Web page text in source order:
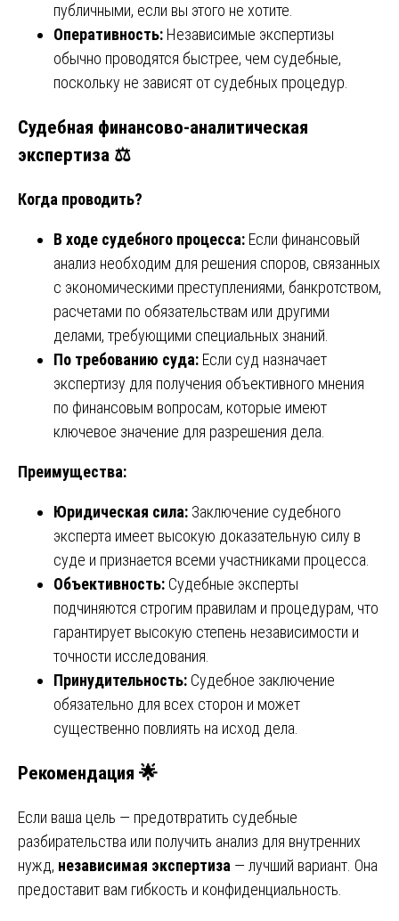
публичными, если вы этого не хотите.
Оперативность: Независимые экспертизы
обычно проводятся быстрее, чем судебные,
поскольку не зависят от судебных процедур.
Судебная финансово-аналитическая
экспертиза ⚖️
Когда проводить?
В ходе судебного процесса: Если финансовый
анализ необходим для решения споров, связанных
с экономическими преступлениями, банкротством,
расчетами по обязательствам или другими
делами, требующими специальных знаний.
По требованию суда: Если суд назначает
экспертизу для получения объективного мнения
по финансовым вопросам, которые имеют
ключевое значение для разрешения дела.
Преимущества:
Юридическая сила: Заключение судебного
эксперта имеет высокую доказательную силу в
суде и признается всеми участниками процесса.
Объективность: Судебные эксперты
подчиняются строгим правилам и процедурам, что
гарантирует высокую степень независимости и
точности исследования.
Принудительность: Судебное заключение
обязательно для всех сторон и может
существенно повлиять на исход дела.
Рекомендация 🌟
Если ваша цель — предотвратить судебные
разбирательства или получить анализ для внутренних
нужд, независимая экспертиза — лучший вариант. Она
предоставит вам гибкость и конфиденциальность.